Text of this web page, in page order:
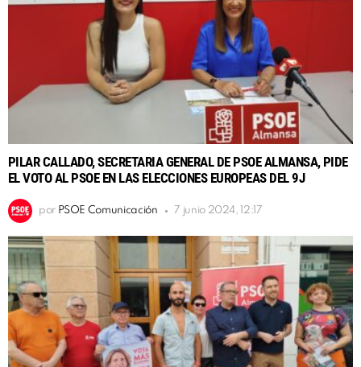
PILAR CALLADO, SECRETARIA GENERAL DE PSOE ALMANSA, PIDE
EL VOTO AL PSOE EN LAS ELECCIONES EUROPEAS DEL 9J
por PSOE Comunicación 7 junio 2024, 12:17